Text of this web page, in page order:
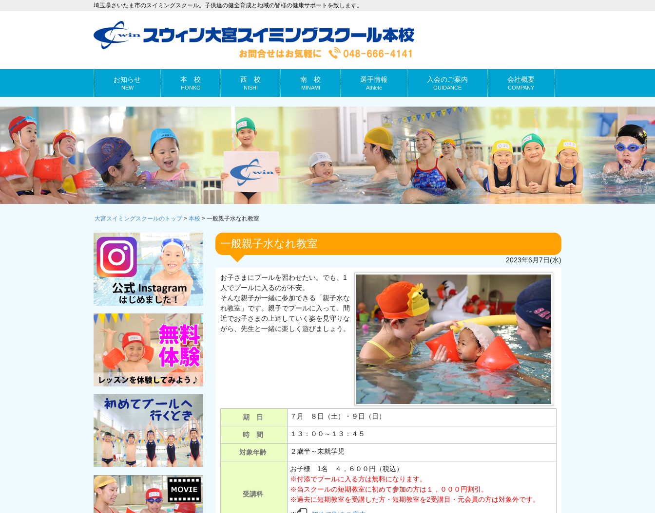
埼玉県さいたま市のスイミングスクール。子供達の健全育成と地域の皆様の健康サポートを致します。
お知らせ
NEW
本 校
HONKO
西 校
NISHI
南 校
MINAMI
選手情報
Athlete
入会のご案内
GUIDANCE
会社概要
COMPANY
大宮スイミングスクールのトップ> 本校 > 一般親子水なれ教室
一般親子水なれ教室
2023年6月7日(水)
お子さまにプールを習わせたい。でも、1
人でプールに入るのが不安。
そんな親子が一緒に参加できる「親子水な
れ教室」です。親子でプールに入って、間
近でお子さまの上達していく姿を見守りな
がら、先生と一緒に楽しく遊びましょう。
期 日 ７月 ８日（土）・９日（日）
時 間 １３：００～１３：４５
対象年齢 ２歳半～未就学児
受講料
お子様 1名 ４，６００円（税込）
※付添でプールに入る方は無料になります。
※当スクールの短期教室に初めて参加の方は１，０００円割引。
※過去に短期教室を受講した方・短期教室を2受講目・元会員の方は対象外です。